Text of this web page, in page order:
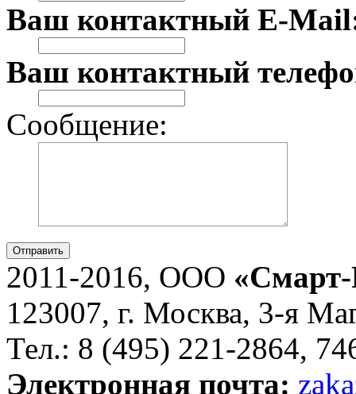
Ваш контактный E-
Ваш контактный
Сообщение:
Отправить
2011-2016, ООО
123007, г. Москва, 3-я
Тел.: 8 (495) 221-2864,
Электронная почта: